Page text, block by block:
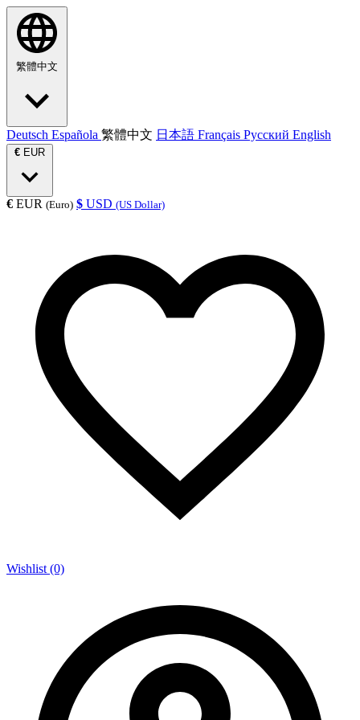
繁體中文
Deutsch Española 繁體中文 日本語 Français Русский English
€ EUR
€ EUR (Euro) $ USD (US Dollar)
Wishlist (0)